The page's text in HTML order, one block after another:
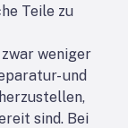
Teile zu
weniger
und
sind. Bei